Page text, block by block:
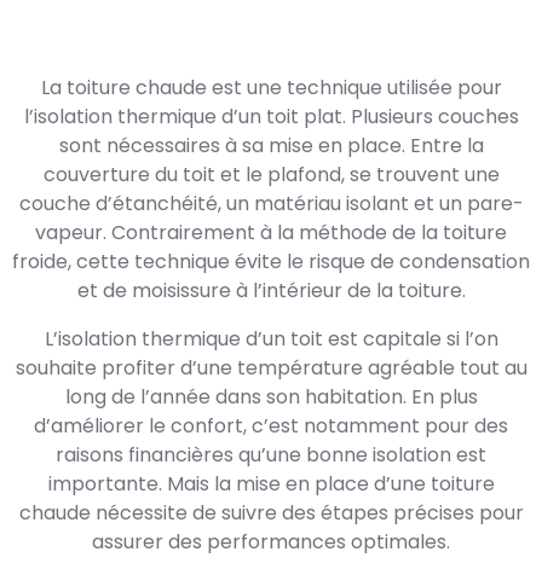
La toiture chaude est une technique utilisée pour
l’isolation thermique d’un toit plat. Plusieurs couches
sont nécessaires à sa mise en place. Entre la
couverture du toit et le plafond, se trouvent une
couche d’étanchéité, un matériau isolant et un pare-
vapeur. Contrairement à la méthode de la toiture
froide, cette technique évite le risque de condensation
et de moisissure à l’intérieur de la toiture.
L’isolation thermique d’un toit est capitale si l’on
souhaite profiter d’une température agréable tout au
long de l’année dans son habitation. En plus
d’améliorer le confort, c’est notamment pour des
raisons financières qu’une bonne isolation est
importante. Mais la mise en place d’une toiture
chaude nécessite de suivre des étapes précises pour
assurer des performances optimales.